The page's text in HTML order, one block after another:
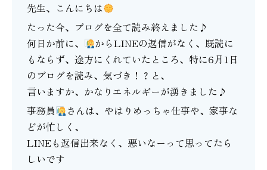
先生、こんにちは
たった今、ブログを全て読み終えました♪
何日か前に、
からLINEの返信がなく、既読に
もならず、途方にくれていたところ、特に6月1日
のブログを読み、気づき！？と、
言いますか、かなりエネルギーが湧きました♪
事務員
さんは、やはりめっちゃ仕事や、家事な
どが忙しく、
LINEも返信出来なく、悪いなーって思ってたら
しいです